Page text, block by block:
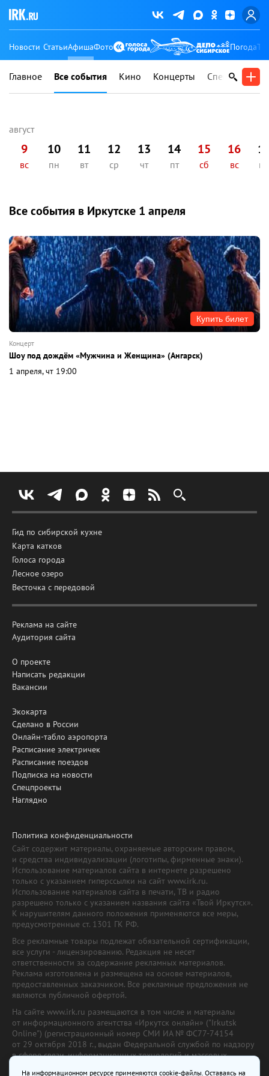
Новости СтатьиАфишаФото Погода
Главное Все события Кино Концерты Спектакли
9
вс
10
пн
11
вт
12
ср
13
чт
14
пт
15
сб
16
вс пн
Все события в Иркутске 1 апреля
Купить билет
концерт
Шоу под дождём «Мужчина и Женщина» (Ангарск)
1 апреля, чт 19:00
Гид по сибирской кухне
Карта катков
Голоса города
Лесное озеро
Весточка с передовой
Реклама на сайте
Аудитория сайта
О проекте
Написать редакции
Вакансии
Экокарта
Сделано в России
Онлайн-табло аэропорта
Расписание электричек
Расписание поездов
Подписка на новости
Спецпроекты
Наглядно
Политика конфиденциальности
Сайт содержит материалы, охраняемые авторским правом,
и средства индивидуализации (логотипы, фирменные знаки).
Использование материалов сайта в интернете разрешено
только с указанием гиперссылки на сайт www.irk.ru.
Использование материалов сайта в печати, ТВ и радио
разрешено только с указанием названия сайта «Твой Иркутск».
К нарушителям данного положения применяются все меры,
предусмотренные ст. 1301 ГК РФ.
Все рекламные товары подлежат обязательной сертификации,
все услуги - лицензированию. Редакция не несет
ответственности за содержание рекламных материалов.
Реклама изготовлена и размещена на основе материалов,
предоставленных заказчиком. Все рекламные предложения не
являются публичной офертой.
На сайте www.irk.ru размещаются в том числе и материалы
от информационного агентства «Иркутск онлайн» ("Irkutsk
Online") (регистрационный номер СМИ ИА № ФС77-74154
от 29 октября 2018 г., выдан Федеральной службой по надзору
в сфере связи, информационных технологий и массовых
На информационном ресурсе применяются cookie-файлы. Оставаясь на